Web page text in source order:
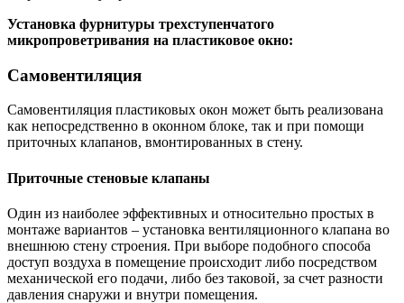
Установка фурнитуры трехступенчатого
микропроветривания на пластиковое окно:
Самовентиляция
Самовентиляция пластиковых окон может быть реализована
как непосредственно в оконном блоке, так и при помощи
приточных клапанов, вмонтированных в стену.
Приточные стеновые клапаны
Один из наиболее эффективных и относительно простых в
монтаже вариантов – установка вентиляционного клапана во
внешнюю стену строения. При выборе подобного способа
доступ воздуха в помещение происходит либо посредством
механической его подачи, либо без таковой, за счет разности
давления снаружи и внутри помещения.